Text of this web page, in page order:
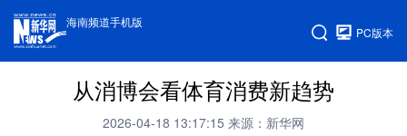
海南频道手机版
PC版本
从消博会看体育消费新趋势
2026-04-18 13:17:15 来源：新华网